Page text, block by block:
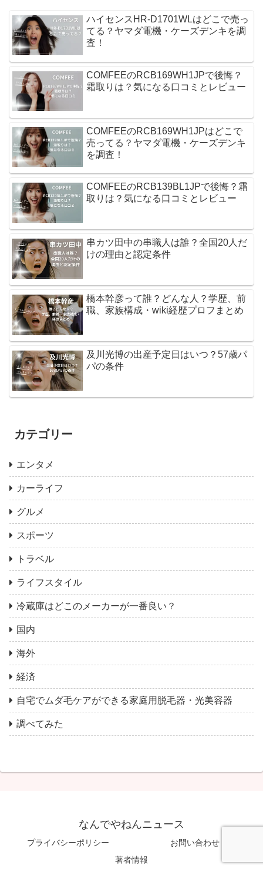
ハイセンスHR-D1701WLはどこで売っ
てる？ヤマダ電機・ケーズデンキを調
査！
COMFEEのRCB169WH1JPで後悔？
霜取りは？気になる口コミとレビュー
COMFEEのRCB169WH1JPはどこで
売ってる？ヤマダ電機・ケーズデンキ
を調査！
COMFEEのRCB139BL1JPで後悔？霜
取りは？気になる口コミとレビュー
串カツ田中の串職人は誰？全国20人だ
けの理由と認定条件
橋本幹彦って誰？どんな人？学歴、前
職、家族構成・wiki経歴プロフまとめ
及川光博の出産予定日はいつ？57歳パ
パの条件
カテゴリー
エンタメ
カーライフ
グルメ
スポーツ
トラベル
ライフスタイル
冷蔵庫はどこのメーカーが一番良い？
国内
海外
経済
自宅でムダ毛ケアができる家庭用脱毛器・光美容器
調べてみた
なんでやねんニュース
プライバシーポリシー
お問い合わせ
著者情報